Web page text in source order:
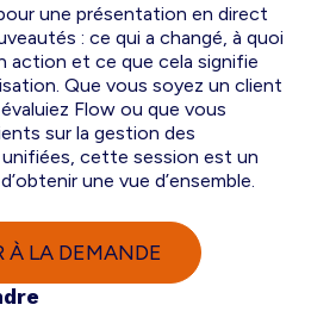
une présentation en direct
: ce qui a changé, à quoi
action et ce que cela signifie
Que vous soyez un client
Flow ou que vous
sur la gestion des
cette session est un
une vue d’ensemble.
À LA DEMANDE